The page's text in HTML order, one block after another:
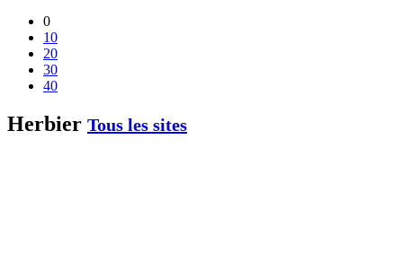
0
10
20
30
40
Herbier Tous les sites